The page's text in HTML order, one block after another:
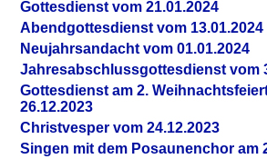
Gottesdienst vom 21.01.2024
Abendgottesdienst vom 13.01.2024
Neujahrsandacht vom 01.01.2024
Jahresabschlussgottesdienst vom
Gottesdienst am 2.
26.12.2023
Christvesper vom 24.12.2023
Singen mit dem Posaunenchor am